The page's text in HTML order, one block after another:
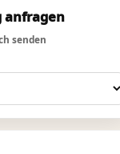
anfragen
senden